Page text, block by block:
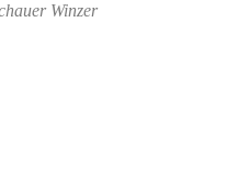
Winzer